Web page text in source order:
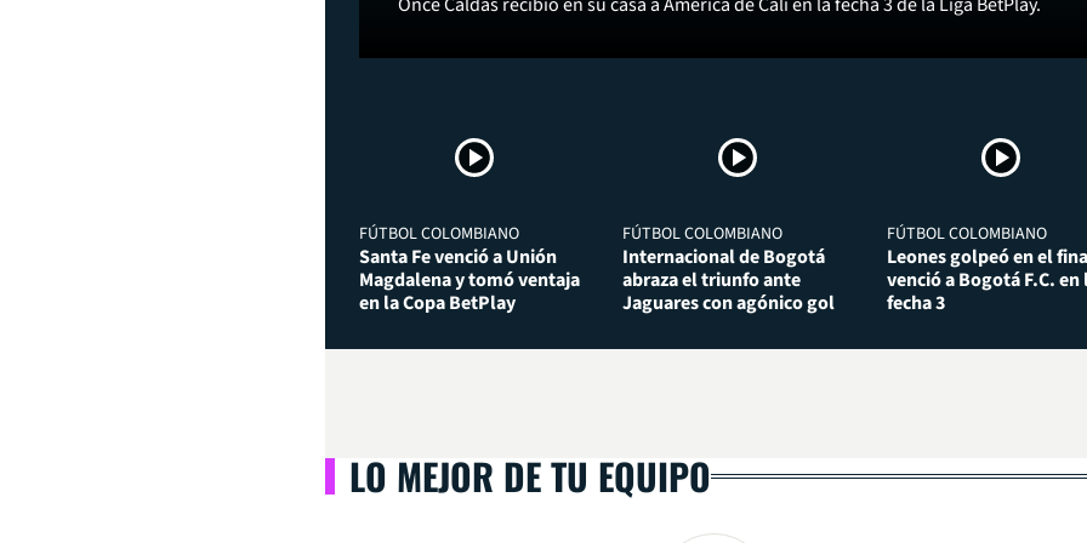
Once Caldas recibió en su casa a América de Cali en la fecha 3 de la Liga BetPlay.
FÚTBOL COLOMBIANO
Santa Fe venció a Unión
Magdalena y tomó ventaja
en la Copa BetPlay
FÚTBOL COLOMBIANO
Internacional de Bogotá
abraza el triunfo ante
Jaguares con agónico gol
FÚTBOL COLOMBIANO
Leones golpeó en el
venció a Bogotá F.C. en
fecha 3
LO MEJOR DE TU EQUIPO